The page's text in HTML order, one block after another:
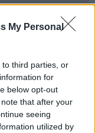
My Personal
third parties, or
for
below opt-out
that after your
seeing
utilized by
naturale bellezza è
panorama
metà del 1200, ma
precedente, di un
zona, conosciuta
ha preso il nome.